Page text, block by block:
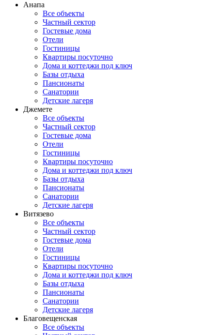
Анапа
Все объекты
Частный сектор
Гостевые дома
Отели
Гостиницы
Квартиры посуточно
Дома и коттеджи под ключ
Базы отдыха
Пансионаты
Санатории
Детские лагеря
Джемете
Все объекты
Частный сектор
Гостевые дома
Отели
Гостиницы
Квартиры посуточно
Дома и коттеджи под ключ
Базы отдыха
Пансионаты
Санатории
Детские лагеря
Витязево
Все объекты
Частный сектор
Гостевые дома
Отели
Гостиницы
Квартиры посуточно
Дома и коттеджи под ключ
Базы отдыха
Пансионаты
Санатории
Детские лагеря
Благовещенская
Все объекты